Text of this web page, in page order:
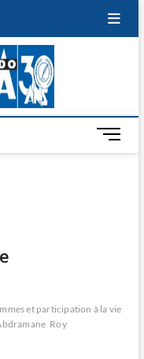
HEBDO
M
e
et participation à la vie
Roy